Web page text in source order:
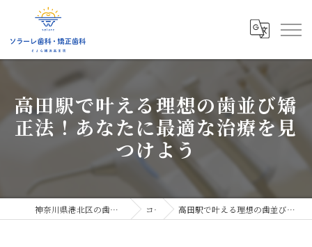
高田駅で叶える理想の歯並び矯
正法！あなたに最適な治療を見
つけよう
神奈川県港北区の歯医者ならソラーレ歯科・矯正歯科 コラム 高田駅で叶える理想の歯並び矯正法！あなたに最適な治療を見つけよう